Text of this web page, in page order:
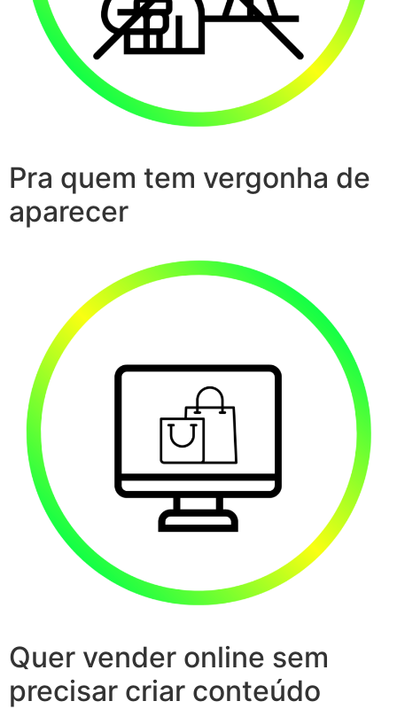
Pra quem tem vergonha de
aparecer
Quer vender online sem
precisar criar conteúdo